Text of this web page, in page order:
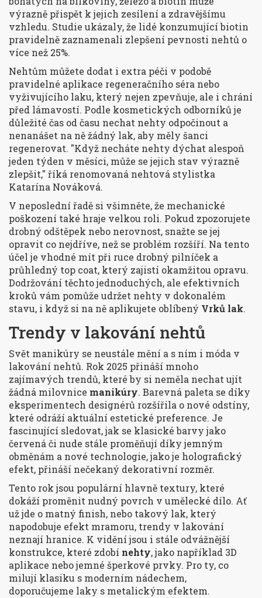
výrazně přispět k jejich zesílení a zdravějšímu
vzhledu. Studie ukázaly, že lidé konzumující biotin
pravidelně zaznamenali zlepšení pevnosti nehtů o
více než 25%.
Nehtům můžete dodat i extra péči v podobě
pravidelné aplikace regeneračního séra nebo
vyživujícího laku, který nejen zpevňuje, ale i chrání
před lámavostí. Podle kosmetických odborníků je
důležité čas od času nechat nehty odpočinout a
nenanášet na ně žádný lak, aby měly šanci
regenerovat. "Když necháte nehty dýchat alespoň
jeden týden v měsíci, může se jejich stav výrazně
zlepšit," říká renomovaná nehtová stylistka
Katarína Nováková.
V neposlední řadě si všimněte, že mechanické
poškození také hraje velkou roli. Pokud zpozorujete
drobný odštěpek nebo nerovnost, snažte se jej
opravit co nejdříve, než se problém rozšíří. Na tento
účel je vhodné mít při ruce drobný pilníček a
průhledný top coat, který zajistí okamžitou opravu.
Dodržování těchto jednoduchých, ale efektivních
kroků vám pomůže udržet nehty v dokonalém
stavu, i když si na ně aplikujete oblíbený Vrků lak.
Trendy v lakování nehtů
Svět manikúry se neustále mění a s ním i móda v
lakování nehtů. Rok 2025 přináší mnoho
zajímavých trendů, které by si neměla nechat ujít
žádná milovnice manikúry. Barevná paleta se díky
eksperimentech designérů rozšířila o nové odstíny,
které odráží aktuální estetické preference. Je
fascinující sledovat, jak se klasické barvy jako
červená či nude stále proměňují díky jemným
obměnám a nové technologie, jako je holografický
efekt, přináší nečekaný dekorativní rozměr.
Tento rok jsou populární hlavně textury, které
dokáží proměnit nudný povrch v umělecké dílo. Ať
už jde o matný finish, nebo takový lak, který
napodobuje efekt mramoru, trendy v lakování
neznají hranice. K vidění jsou i stále odvážnější
konstrukce, které zdobí nehty, jako například 3D
aplikace nebo jemné šperkové prvky. Pro ty, co
milují klasiku s moderním nádechem,
doporučujeme laky s metalickým efektem.